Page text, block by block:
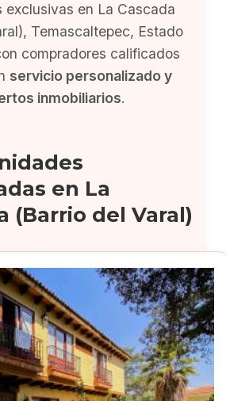
exclusivas en La Cascada
Temascaltepec, Estado
compradores calificados
servicio personalizado y
inmobiliarios.
en La
(Barrio del Varal)